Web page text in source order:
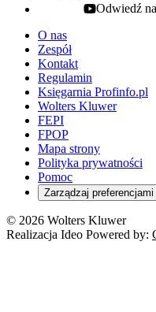
youtube - otwiera
Odwiedź
O nas
Zespół
Kontakt
Regulamin
Księgarnia Profinfo.pl
Wolters Kluwer
FEPI
FPOP
Mapa strony
Polityka prywatności
Pomoc
Zarządzaj
© 2026 Wolters Kluwer
Realizacja Ideo Powered by: